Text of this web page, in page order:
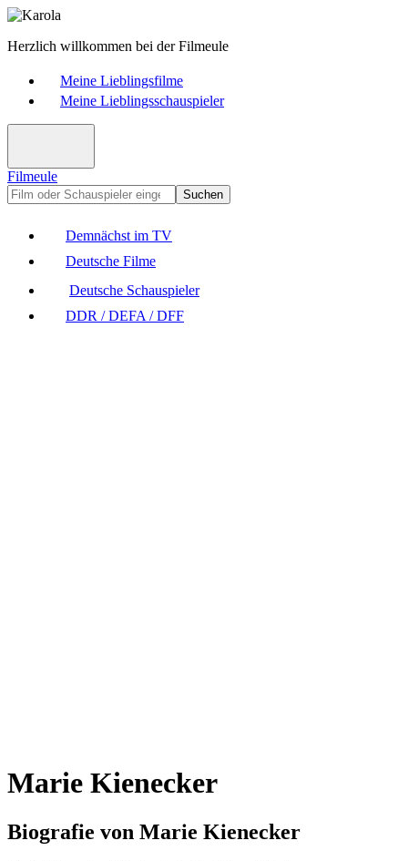
Herzlich willkommen bei der Filmeule
Meine Lieblingsfilme
Meine Lieblingsschauspieler
Filmeule
Suchen
Demnächst im TV
Deutsche Filme
Deutsche Schauspieler
DDR / DEFA / DFF
Marie Kienecker
Biografie von Marie Kienecker